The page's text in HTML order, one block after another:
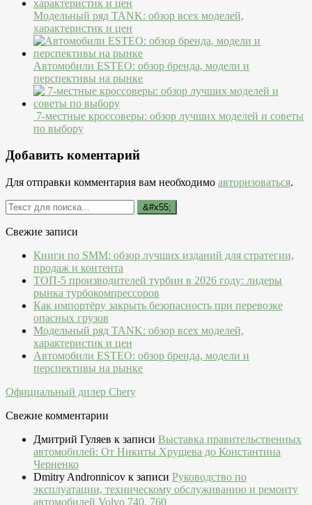
Модельный ряд TANK: обзор всех моделей,
характеристик и цен
Автомобили ESTEO: обзор бренда, модели и
перспективы на рынке
7-местные кроссоверы: обзор лучших моделей и советы
по выбору
Добавить коментарий
Для отправки комментария вам необходимо авторизоваться.
Свежие записи
Книги по SMM: обзор лучших изданий для стратегии,
продаж и контента
ТОП-5 производителей турбин в 2026 году: лидеры
рынка турбокомпрессоров
Как импортёру закрыть безопасность при перевозке
опасных грузов
Модельный ряд TANK: обзор всех моделей,
характеристик и цен
Автомобили ESTEO: обзор бренда, модели и
перспективы на рынке
Официальный дилер Chery
Свежие комментарии
Дмитрий Гуляев к записи Выставка правительственных
автомобилей: От Никиты Хрущева до Константина
Черненко
Dmitry Andronnicov к записи Руководство по
эксплуатации, техническому обслуживанию и ремонту
автомобилей Volvo 740, 760